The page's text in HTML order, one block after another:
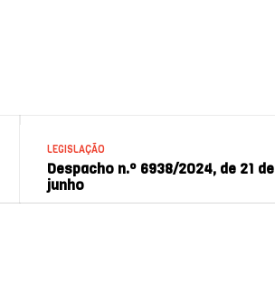
LEGISLAÇÃO
Despacho n.º 6938/2024, de 21 de
junho